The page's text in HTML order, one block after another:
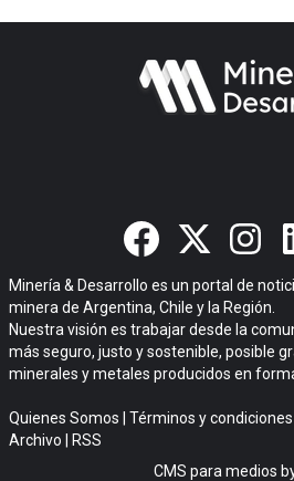
Minería & Desarrollo es un portal de
minera de Argentina, Chile y la Región.
Nuestra visión es trabajar desde la
más seguro, justo y sostenible, posible
minerales y metales producidos en
Quienes Somos Términos y condiciones
Archivo
RSS
CMS para medios